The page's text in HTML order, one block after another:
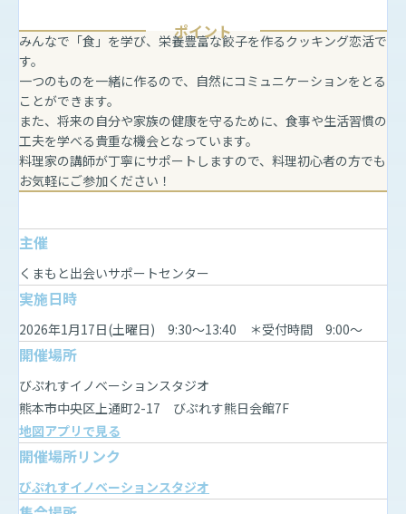
ポイント
みんなで「食」を学び、栄養豊富な餃子を作るクッキング恋活で
す。
一つのものを一緒に作るので、自然にコミュニケーションをとる
ことができます。
また、将来の自分や家族の健康を守るために、食事や生活習慣の
工夫を学べる貴重な機会となっています。
料理家の講師が丁寧にサポートしますので、料理初心者の方でも
お気軽にご参加ください！
主催
くまもと出会いサポートセンター
実施日時
2026年1月17日(土曜日) 9:30～13:40 ＊受付時間 9:00～
開催場所
びぷれすイノベーションスタジオ
熊本市中央区上通町2-17 びぷれす熊日会館7F
地図アプリで見る
開催場所リンク
びぷれすイノベーションスタジオ